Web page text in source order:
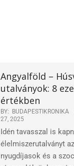
Angyalföld –
utalványok: 8
értékben
BY: BUDAPESTIKRONIKA
27, 2025
Idén tavasszal is
élelmiszerutalványt
nyugdíjasok és a